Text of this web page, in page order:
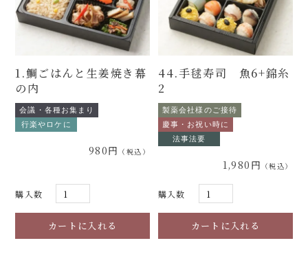
1.鯛ごはんと生姜焼き幕
の内
会議・各種お集まり
行楽やロケに
980円
購入数
44.手毬寿司 魚6+錦糸
2
製薬会社様のご接待
慶事・お祝い時に
法事法要
1,980円
購入数